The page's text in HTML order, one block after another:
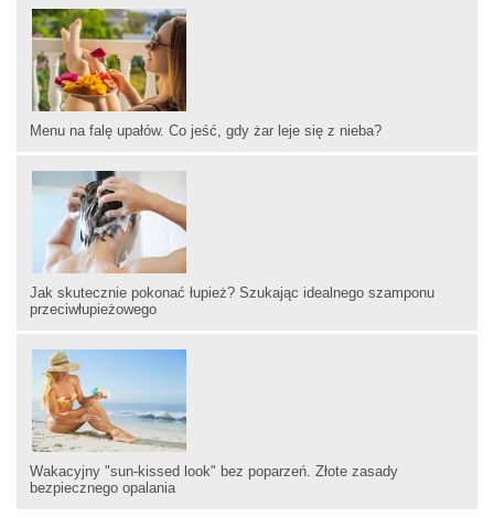
Menu na falę upałów. Co jeść, gdy żar leje się z nieba?
Jak skutecznie pokonać łupież? Szukając idealnego szamponu
przeciwłupieżowego
Wakacyjny "sun-kissed look" bez poparzeń. Złote zasady
bezpiecznego opalania